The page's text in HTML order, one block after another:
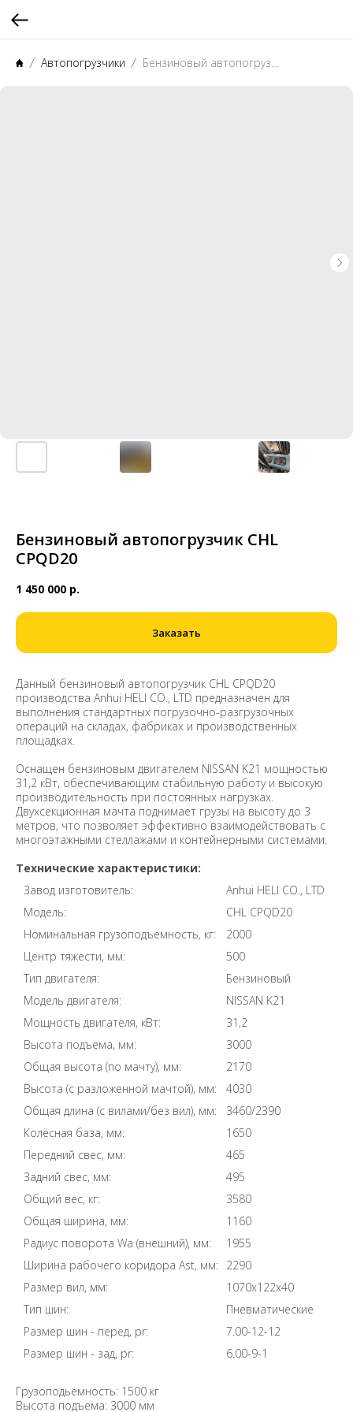
Автопогрузчики Бензиновый автопогрузчик CHL CPQD20
Бензиновый автопогрузчик CHL
CPQD20
1 450 000 р.
Заказать
Данный бензиновый автопогрузчик CHL CPQD20
производства Anhui HELI CO., LTD предназначен для
выполнения стандартных погрузочно-разгрузочных
операций на складах, фабриках и производственных
площадках.
Оснащен бензиновым двигателем NISSAN K21 мощностью
31,2 кВт, обеспечивающим стабильную работу и высокую
производительность при постоянных нагрузках.
Двухсекционная мачта поднимает грузы на высоту до 3
метров, что позволяет эффективно взаимодействовать с
многоэтажными стеллажами и контейнерными системами.
Технические характеристики:
Завод изготовитель:
Anhui HELI CO., LTD
Модель:
CHL CPQD20
Номинальная грузоподъемность, кг:
2000
Центр тяжести, мм:
500
Тип двигателя:
Бензиновый
Модель двигателя:
NISSAN K21
Мощность двигателя, кВт:
31,2
Высота подъема, мм:
3000
Общая высота (по мачту), мм:
2170
Высота (с разложенной мачтой), мм:
4030
Общая длина (с вилами/без вил), мм:
3460/2390
Колёсная база, мм:
1650
Передний свес, мм:
465
Задний свес, мм:
495
Общий вес, кг:
3580
Общая ширина, мм:
1160
Радиус поворота Wa (внешний), мм:
1955
Ширина рабочего коридора Ast, мм: 2290
Размер вил, мм:
1070x122x40
Тип шин:
Пневматические
Размер шин - перед, pr:
7.00-12-12
Размер шин - зад, pr:
6.00-9-1
Грузоподьемность: 1500 кг
Высота подъема: 3000 мм